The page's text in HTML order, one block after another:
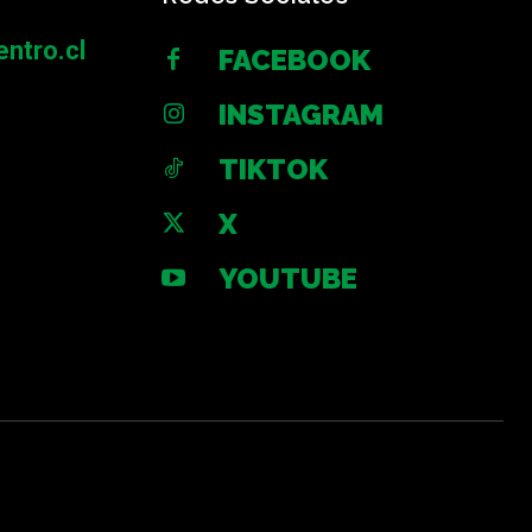
FACEBOOK
INSTAGRAM
TIKTOK
X
YOUTUBE